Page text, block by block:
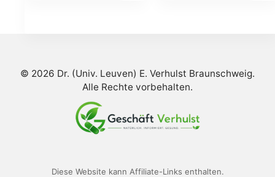
© 2026 Dr. (Univ. Leuven) E. Verhulst Braunschweig.
Alle Rechte vorbehalten.
Diese Website kann Affiliate-Links enthalten.